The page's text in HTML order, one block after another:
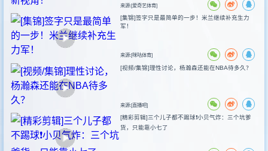
来源:[爱奇艺体育]
[集锦]签字只是最简单的一步！米兰继续补充生力
军！
来源:[咪咕体育]
[视频/集锦]理性讨论，杨瀚森还能在NBA待多久？
来源:[直播吧]
[精彩剪辑]三个儿子都不踢球❗️小贝气炸：三个坑爹
货，只能靠小七了